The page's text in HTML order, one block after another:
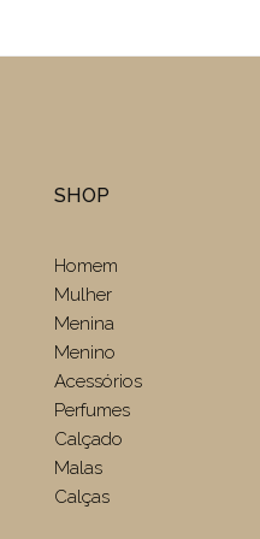
SHOP
Homem
Mulher
Menina
Menino
Acessórios
Perfumes
Calçado
Malas
Calças